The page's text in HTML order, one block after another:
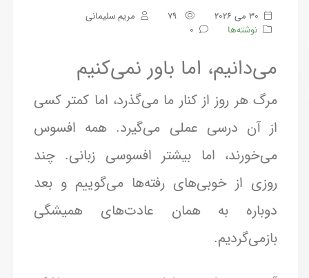
30 می 2026
مریم سلیمانی
نوشته‌ها
0
می‌دانیم، اما باور نمی‌کنیم
مرگ هر روز از کنار ما می‌گذرد، اما کمتر کسی
از آن درسی عملی می‌گیرد. همه افسوس
می‌خورند، اما بیشتر افسوسی زبانی. چند
روزی از خوبی‌های رفته‌ها می‌گوییم و بعد
دوباره به همان عادت‌های همیشگی
بازمی‌گردیم.